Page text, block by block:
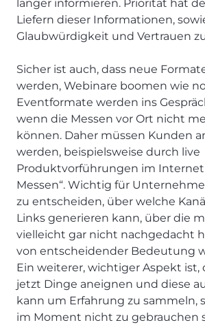
länger informieren. Priorität hat
Liefern dieser Informationen,
Glaubwürdigkeit und Vertrauen
Sicher ist auch, dass neue
werden, Webinare boomen wie
Eventformate werden ins
wenn die Messen vor Ort nicht
können. Daher müssen Kunden
werden, beispielsweise durch live
Produktvorführungen im Internet
Messen“. Wichtig für
zu entscheiden, über welche
Links generieren kann, über die
vielleicht gar nicht nachgedacht
von entscheidender Bedeutung
Ein weiterer, wichtiger Aspekt ist,
jetzt Dinge aneignen und diese
kann um Erfahrung zu sammeln,
im Moment nicht zu gebrauchen